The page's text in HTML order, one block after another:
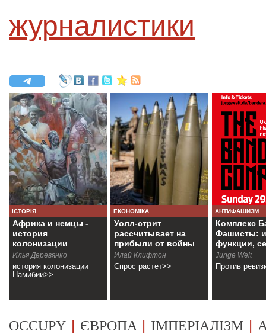
журналистики
ІСТОРІЯ
Африка и немцы -
история
колонизации
Намибии
Илья Деревянко
история колонизации
Намибии>>
ЕКОНОМІКА
Уолл-стрит
рассчитывает на
прибыли от войны
Илай Клифтон
Спрос растет>>
АНТИФАШИЗМ
Комплекс
Фашисты:
функции,
Junge Welt
Против
OCCUPY | ЄВРОПА | ІМПЕРІАЛІЗМ |